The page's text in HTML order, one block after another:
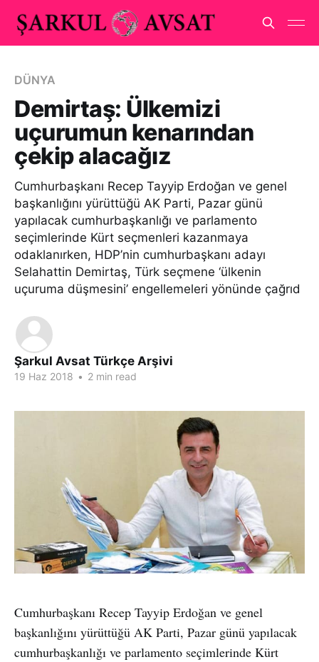
DÜNYA
Demirtaş: Ülkemizi
uçurumun kenarından
çekip alacağız
Cumhurbaşkanı Recep Tayyip Erdoğan ve genel
başkanlığını yürüttüğü AK Parti, Pazar günü
yapılacak cumhurbaşkanlığı ve parlamento
seçimlerinde Kürt seçmenleri kazanmaya
odaklanırken, HDP’nin cumhurbaşkanı adayı
Selahattin Demirtaş, Türk seçmene ‘ülkenin
uçuruma düşmesini’ engellemeleri yönünde çağrıd
Şarkul Avsat Türkçe Arşivi
19 Haz 2018 • 2 min read
Cumhurbaşkanı Recep Tayyip Erdoğan ve genel
başkanlığını yürüttüğü AK Parti, Pazar günü yapılacak
cumhurbaşkanlığı ve parlamento seçimlerinde Kürt